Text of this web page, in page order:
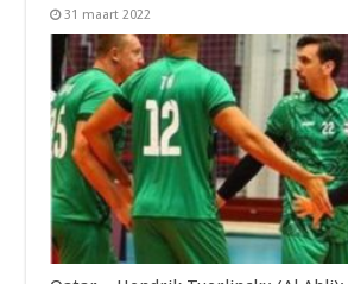
31 maart 2022